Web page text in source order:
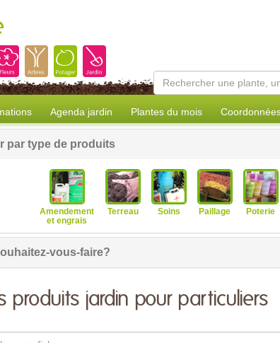
Agenda jardin Plantes du mois
par type de produits
Amendement
et engrais
Terreau Soins Paillage Poterie
vous-faire?
produits jardin pour particuliers